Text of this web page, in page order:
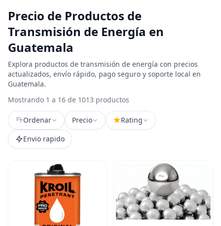
Precio de Productos de
Transmisión de Energía en
Guatemala
Explora productos de transmisión de energía con precios
actualizados, envío rápido, pago seguro y soporte local en
Guatemala.
Mostrando 1 a 16 de 1013 productos
Ordenar Precio
Rating
Envio rapido